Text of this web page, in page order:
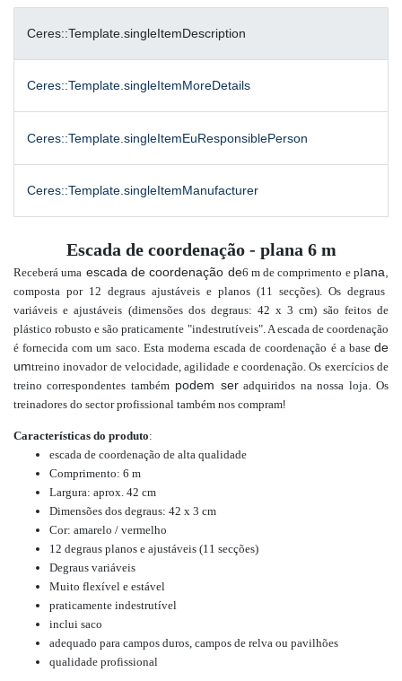
Ceres::Template.singleItemDescription
Ceres::Template.singleItemMoreDetails
Ceres::Template.singleItemEuResponsiblePerson
Ceres::Template.singleItemManufacturer
Escada de coordenação - plana 6 m
Receberá uma escada de coordenação de6 m de comprimento e plana,
composta por 12 degraus ajustáveis e planos (11 secções). Os degraus
variáveis e ajustáveis (dimensões dos degraus: 42 x 3 cm) são feitos de
plástico robustoe são praticamente "indestrutíveis". A escada de coordenação
é fornecida com um saco. Esta moderna escada de coordenação é a base de
umtreino inovador de velocidade, agilidade e coordenação. Os exercícios de
treino correspondentes tambémpodem seradquiridos na nossa loja
Os
treinadores do sector profissional também nos compram!
Características do produto:
escada de coordenação de alta qualidade
Comprimento: 6 m
Largura: aprox. 42 cm
Dimensões dos degraus: 42 x 3 cm
Cor: amarelo / vermelho
12 degraus planos e ajustáveis (11 secções)
Degraus variáveis
Muito flexível e estável
praticamente indestrutível
inclui saco
adequado para campos duros, campos de relva ou pavilhões
qualidade profissional